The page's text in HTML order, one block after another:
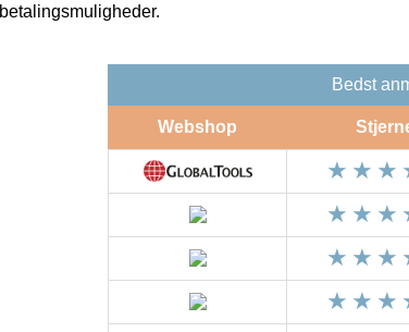
betalingsmuligheder.
Bedst
Webshop